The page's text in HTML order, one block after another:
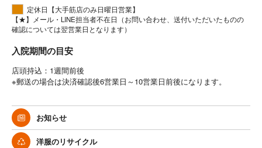
定休日【大手筋店のみ日曜日営業】
【★】メール・LINE担当者不在日（お問い合わせ、送付いただいたものの
確認については翌営業日となります）
入院期間の目安
店頭持込：1週間前後
※郵送の場合は決済確認後6営業日～10営業日前後になります。
お知らせ
洋服のリサイクル